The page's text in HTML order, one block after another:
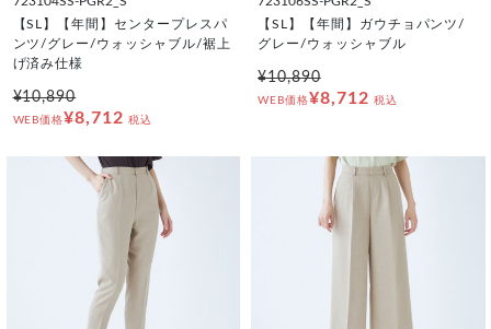
【SL】【年間】センタープレスパ
ンツ/グレー/ウォッシャブル/裾上
げ済み仕様
¥10,890
WEB価格¥8,712 税込
【SL】【年間】ガウチョパンツ/
グレー/ウォッシャブル
¥10,890
WEB価格¥8,712 税込